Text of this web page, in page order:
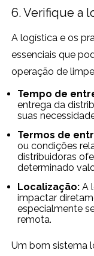
6. Verifique a
A logística e os
essenciais que
operação de
Tempo de
entrega da
suas
Termos de
ou condições
distribuidoras
determinado
Localização: A
impactar
especialmente
remota.
Um bom sistema